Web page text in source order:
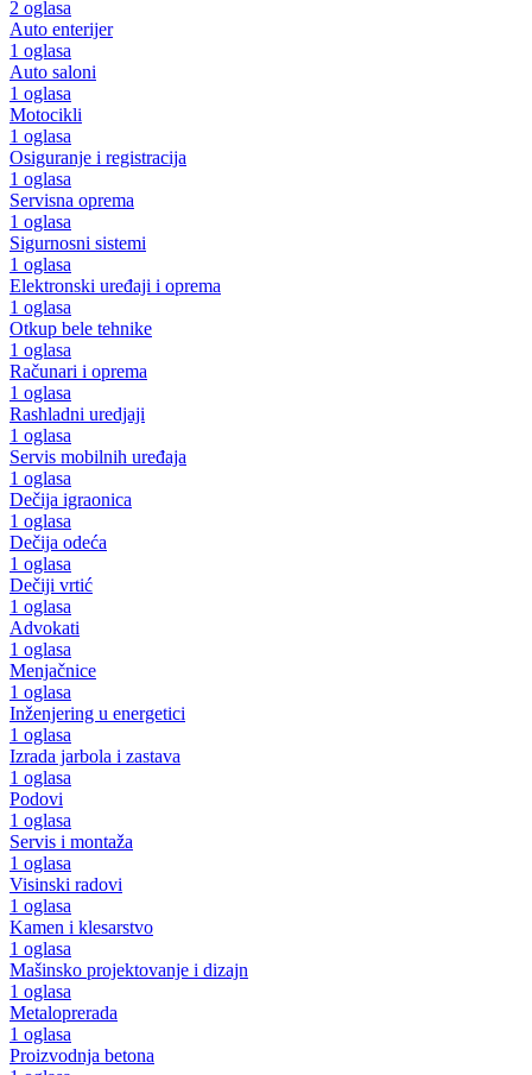
2 oglasa
Auto enterijer
1 oglasa
Auto saloni
1 oglasa
Motocikli
1 oglasa
Osiguranje i registracija
1 oglasa
Servisna oprema
1 oglasa
Sigurnosni sistemi
1 oglasa
Elektronski uređaji i oprema
1 oglasa
Otkup bele tehnike
1 oglasa
Računari i oprema
1 oglasa
Rashladni uredjaji
1 oglasa
Servis mobilnih uređaja
1 oglasa
Dečija igraonica
1 oglasa
Dečija odeća
1 oglasa
Dečiji vrtić
1 oglasa
Advokati
1 oglasa
Menjačnice
1 oglasa
Inženjering u energetici
1 oglasa
Izrada jarbola i zastava
1 oglasa
Podovi
1 oglasa
Servis i montaža
1 oglasa
Visinski radovi
1 oglasa
Kamen i klesarstvo
1 oglasa
Mašinsko projektovanje i dizajn
1 oglasa
Metaloprerada
1 oglasa
Proizvodnja betona